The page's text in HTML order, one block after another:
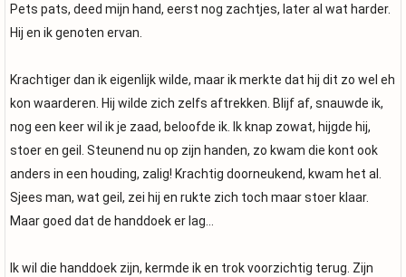
Pets pats, deed mijn hand, eerst nog zachtjes, later al wat harder.
Hij en ik genoten ervan.
Krachtiger dan ik eigenlijk wilde, maar ik merkte dat hij dit zo wel eh
kon waarderen. Hij wilde zich zelfs aftrekken. Blijf af, snauwde ik,
nog een keer wil ik je zaad, beloofde ik. Ik knap zowat, hijgde hij,
stoer en geil. Steunend nu op zijn handen, zo kwam die kont ook
anders in een houding, zalig! Krachtig doorneukend, kwam het al.
Sjees man, wat geil, zei hij en rukte zich toch maar stoer klaar.
Maar goed dat de handdoek er lag…
Ik wil die handdoek zijn, kermde ik en trok voorzichtig terug. Zijn